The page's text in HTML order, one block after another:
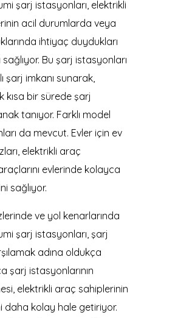
şarj istasyonları, elektrikli
acil durumlarda veya
ihtiyaç duydukları
sağlıyor. Bu şarj istasyonları
şarj imkanı sunarak,
kısa bir sürede şarj
tanıyor. Farklı model
da mevcut. Evler için ev
elektrikli araç
evlerinde kolayca
sağlıyor.
ve yol kenarlarında
şarj istasyonları, şarj
adına oldukça
şarj istasyonlarının
elektrikli araç sahiplerinin
daha kolay hale getiriyor.